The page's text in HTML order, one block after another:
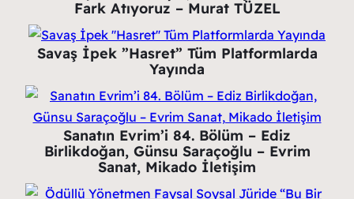
Fark Atıyoruz – Murat TÜZEL
Savaş İpek ”Hasret” Tüm Platformlarda
Yayında
Sanatın Evrim’i 84. Bölüm – Ediz
Birlikdoğan, Günsu Saraçoğlu – Evrim
Sanat, Mikado İletişim